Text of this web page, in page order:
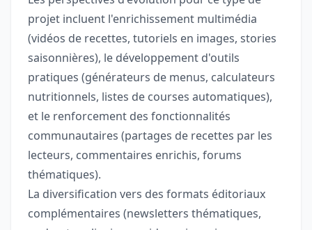
projet incluent l'enrichissement multimédia
(vidéos de recettes, tutoriels en images, stories
saisonnières), le développement d'outils
pratiques (générateurs de menus, calculateurs
nutritionnels, listes de courses automatiques),
et le renforcement des fonctionnalités
communautaires (partages de recettes par les
lecteurs, commentaires enrichis, forums
thématiques).
La diversification vers des formats éditoriaux
complémentaires (newsletters thématiques,